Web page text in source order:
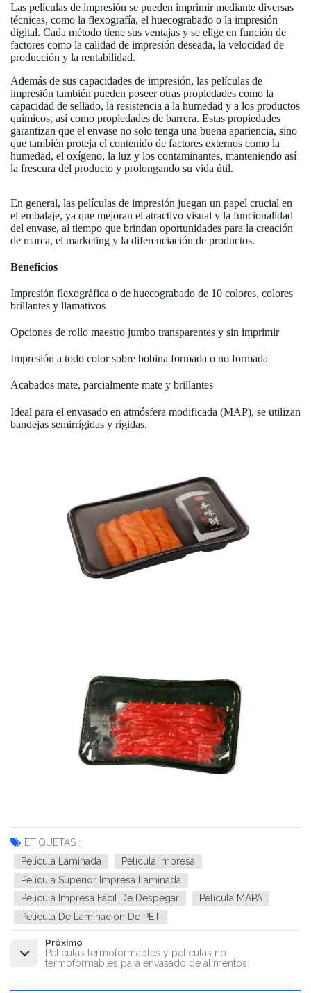
Las películas de impresión se pueden imprimir mediante diversas
técnicas, como la flexografía, el huecograbado o la impresión
digital. Cada método tiene sus ventajas y se elige en función de
factores como la calidad de impresión deseada, la velocidad de
producción y la rentabilidad.
Además de sus capacidades de impresión, las películas de
impresión también pueden poseer otras propiedades como la
capacidad de sellado, la resistencia a la humedad y a los productos
químicos, así como propiedades de barrera. Estas propiedades
garantizan que el envase no solo tenga una buena apariencia, sino
que también proteja el contenido de factores externos como la
humedad, el oxígeno, la luz y los contaminantes, manteniendo así
la frescura del producto y prolongando su vida útil.
En general, las películas de impresión juegan un papel crucial en
el embalaje, ya que mejoran el atractivo visual y la funcionalidad
del envase, al tiempo que brindan oportunidades para la creación
de marca, el marketing y la diferenciación de productos.
Beneficios
Impresión flexográfica o de huecograbado de 10 colores, colores
brillantes y llamativos
Opciones de rollo maestro jumbo transparentes y sin imprimir
Impresión a todo color sobre bobina formada o no formada
Acabados mate, parcialmente mate y brillantes
Ideal para el envasado en atmósfera modificada (MAP), se utilizan
bandejas semirrígidas y rígidas.
ETIQUETAS :
Película Laminada
Película Impresa
Película Superior Impresa Laminada
Película Impresa Fácil De Despegar
Película MAPA
Película De Laminación De PET
Próximo
Películas termoformables y películas no
termoformables para envasado de alimentos.